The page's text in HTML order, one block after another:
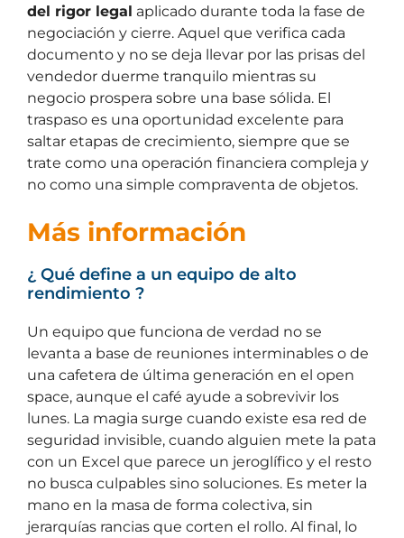
del rigor legal aplicado durante toda la fase de
negociación y cierre. Aquel que verifica cada
documento y no se deja llevar por las prisas del
vendedor duerme tranquilo mientras su
negocio prospera sobre una base sólida. El
traspaso es una oportunidad excelente para
saltar etapas de crecimiento, siempre que se
trate como una operación financiera compleja y
no como una simple compraventa de objetos.
Más información
¿ Qué define a un equipo de alto
rendimiento ?
Un equipo que funciona de verdad no se
levanta a base de reuniones interminables o de
una cafetera de última generación en el open
space, aunque el café ayude a sobrevivir los
lunes. La magia surge cuando existe esa red de
seguridad invisible, cuando alguien mete la pata
con un Excel que parece un jeroglífico y el resto
no busca culpables sino soluciones. Es meter la
mano en la masa de forma colectiva, sin
jerarquías rancias que corten el rollo. Al final, lo